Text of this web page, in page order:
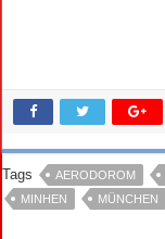
Tags AERODOROM
MINHEN
MÜNCHEN